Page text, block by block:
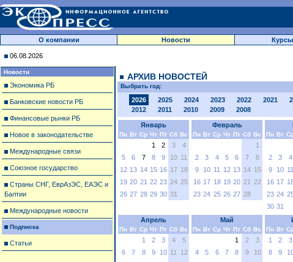
О компании Новости
06.08.2026
Новости
Экономика РБ
Банковские новости РБ
Финансовые рынки РБ
Новое в законодательстве
Международные связи
Союзное государство
Страны СНГ, ЕврАзЭС, ЕАЭС и
Балтии
Международные новости
Подписка
Статьи
АРХИВ НОВОСТЕЙ
Выбрать год:
2026 2025 2024 2023 2022 2021
2012
2011 2010 2009 2008
Январь
Пн Вт Ср Чт Пт Сб Вс
1 2 3
4
5
6 7 8 9 10 11
12 13 14 15 16 17 18
19 20 21 22 23 24 25
26 27 28 29 30 31
Февраль
Пн Вт Ср Чт Пт Сб Вс
1
2
3 4 5 6 7
8
9
10 11 12 13 14 15
16 17 18 19 20 21 22
23 24 25 26 27 28
Пн Вт
2
3 4
9
10 11
16 17
23 24
30 31
Апрель
Пн Вт Ср Чт Пт Сб Вс
1 2 3 4
5
6
7 8 9 10 11
12
Май
Пн Вт Ср Чт Пт Сб Вс
1 2
3
4
5 6 7 8 9
10
Пн Вт
1 2 3
8
9